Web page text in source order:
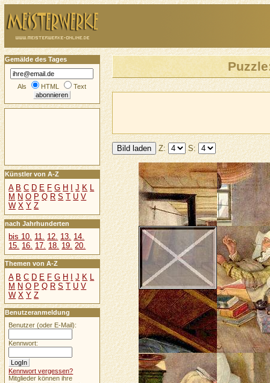
Z: S:
Gemälde des Tages
Als HTML Text
Künstler von A-Z
A B C D E F G H J K L
M N O P Q R S T U V
W X Y Z
nach Jahrhunderten
bis 10. 11. 12. 13. 14.
15. 16. 17. 18. 19. 20.
Themen von A-Z
A B C D E F G H I J K L
M N O P Q R S T U V
W X Y Z
Benutzeranmeldung
Benutzer (oder E-Mail):
Kennwort:
Kennwort vergessen?
Mitglieder können ihre